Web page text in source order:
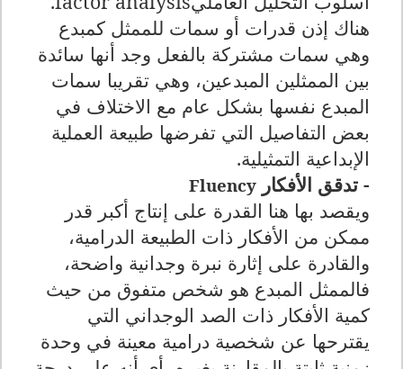
هناك إذن قدرات أو سمات للممثل كمبدع
وهي سمات مشتركة بالفعل وجد أنها سائدة
بين الممثلين المبدعين، وهي تقريبا سمات
المبدع نفسها بشكل عام مع الاختلاف في
بعض التفاصيل التي تفرضها طبيعة العملية
الإبداعية التمثيلية.
- تدقق الأفكار Fluency
ويقصد بها هنا القدرة على إنتاج أكبر قدر
ممكن من الأفكار ذات الطبيعة الدرامية،
والقادرة على إثارة نبرة وجدانية واضحة،
فالممثل المبدع هو شخص متفوق من حيث
كمية الأفكار ذات الصد الوجداني التي
يقترحها عن شخصية درامية معينة في وحدة